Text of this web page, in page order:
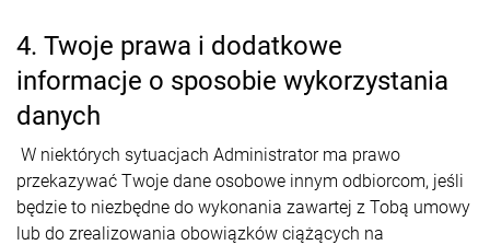
4. Twoje prawa i dodatkowe
informacje o sposobie wykorzystania
danych
W niektórych sytuacjach Administrator ma prawo
przekazywać Twoje dane osobowe innym odbiorcom, jeśli
będzie to niezbędne do wykonania zawartej z Tobą umowy
lub do zrealizowania obowiązków ciążących na